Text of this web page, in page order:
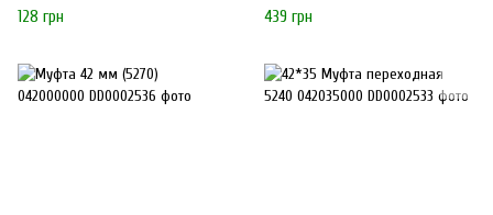
128 грн
439 грн